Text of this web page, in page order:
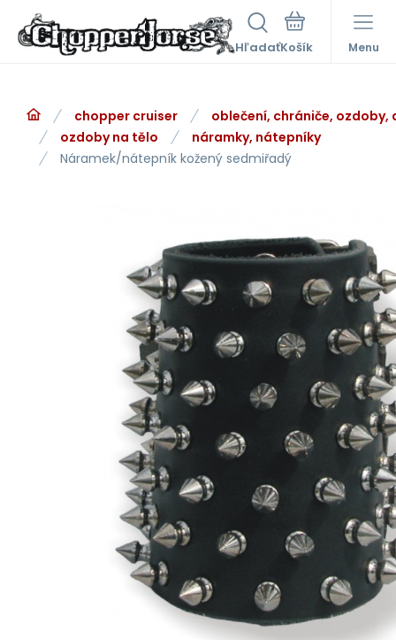
Hľadať Menu
chopper cruiser
oblečení, chrániče, ozdoby,
ozdoby na tělo
náramky, nátepníky
Náramek/nátepník kožený sedmiřadý